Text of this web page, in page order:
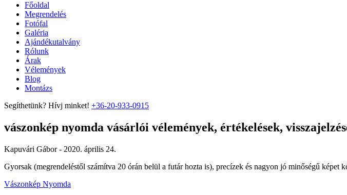
Főoldal
Megrendelés
Fotófal
Galéria
Ajándékutalvány
Rólunk
Árak
Vélemények
Blog
Montázs
Segíthetünk? Hívj minket! +36-20-933-0915
vászonkép nyomda vásárlói vélemények, értékelések,
Kapuvári Gábor - 2020. április 24.
Gyorsak (megrendeléstől számítva 20 órán belül a futár hozta is), precízek és nagyon jó minőségű képet
Vászonkép Nyomda